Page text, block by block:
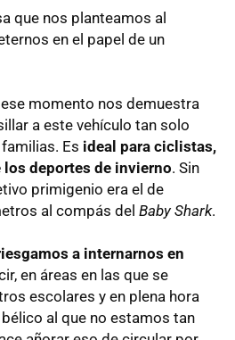
que nos planteamos al
en el papel de un
momento nos demuestra
a este vehículo tan solo
Es ideal para ciclistas,
los deportes de invierno. Sin
primigenio era el de
al compás del Baby Shark.
a internarnos en
en áreas en las que se
escolares y en plena hora
al que no estamos tan